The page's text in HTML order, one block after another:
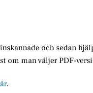
och sedan
om man väljer PDF-
.